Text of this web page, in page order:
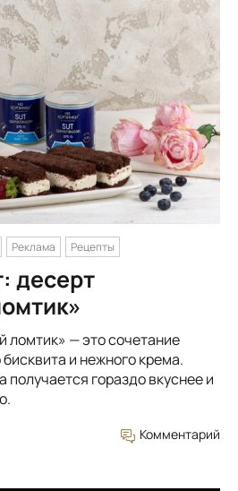
Реклама Рецепты
десерт
— это сочетание
и нежного крема.
получается гораздо вкуснее и
Комментарий